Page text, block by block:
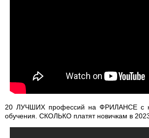
20 ЛУЧШИХ профессий на ФРИЛАНСЕ с
обучения. СКОЛЬКО платят новичкам в